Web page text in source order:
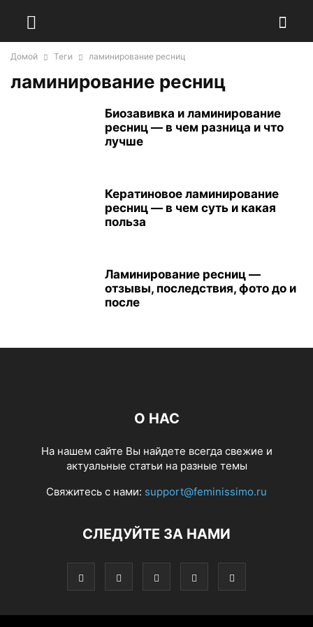
Домой Теги ламинирование ресниц
ламинирование ресниц
Биозавивка и ламинирование
ресниц — в чем разница и что
лучше
Кератиновое ламинирование
ресниц — в чем суть и какая
польза
Ламинирование ресниц —
отзывы, последствия, фото до и
после
О НАС
На нашем сайте Вы найдете всегда свежие и
актуальные статьи на разные темы
Свяжитесь с нами: support@feminissimo.ru
СЛЕДУЙТЕ ЗА НАМИ